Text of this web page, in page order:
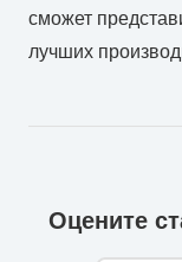
сможет
лучших
Оцените